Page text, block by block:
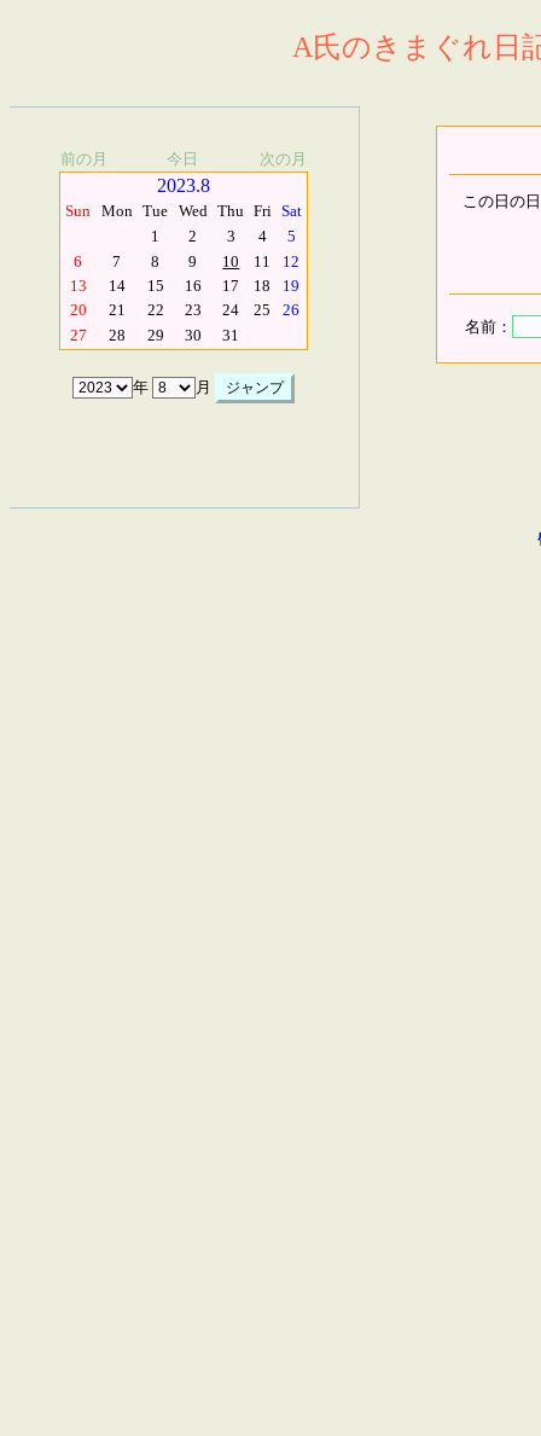
A氏のきまぐれ日
前の月 今日 次の月
2023.8
Sun Mon Tue Wed Thu Fri Sat
1
2 3 4
5
6
7 8 9 10 11
12
13
14 15 16 17 18
19
20
21 22 23 24 25
26
27
28 29 30 31
年 月
この日の
名前：